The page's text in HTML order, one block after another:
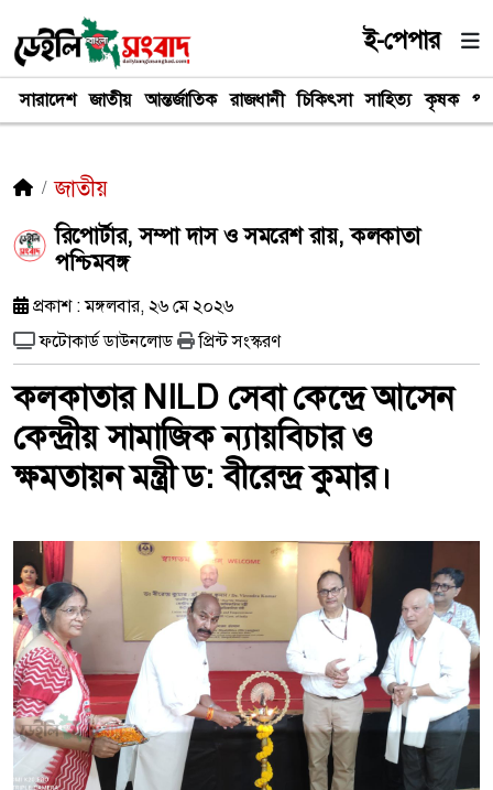
ই-পেপার
সারাদেশ জাতীয় আন্তর্জাতিক রাজধানী চিকিৎসা সাহিত্য কৃষক
জাতীয়
রিপোর্টার, সম্পা দাস ও সমরেশ রায়, কলকাতা
পশ্চিমবঙ্গ
প্রকাশ : মঙ্গলবার, ২৬ মে ২০২৬
ফটোকার্ড ডাউনলোড
প্রিন্ট সংস্করণ
কলকাতার NILD সেবা কেন্দ্রে আসেন
কেন্দ্রীয় সামাজিক ন্যায়বিচার ও
ক্ষমতায়ন মন্ত্রী ড: বীরেন্দ্র কুমার।